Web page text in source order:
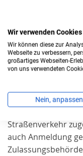
Erfahrungen
Shops
Wann
Zulassung
Grundsätzlich
Straßenverkehr
auch Anmeldung
Wir verwenden Cookies
Wir können diese zur
Webseite zu verbessern,
großartiges Webseiten-
von uns verwendeten
Nein, anpassen